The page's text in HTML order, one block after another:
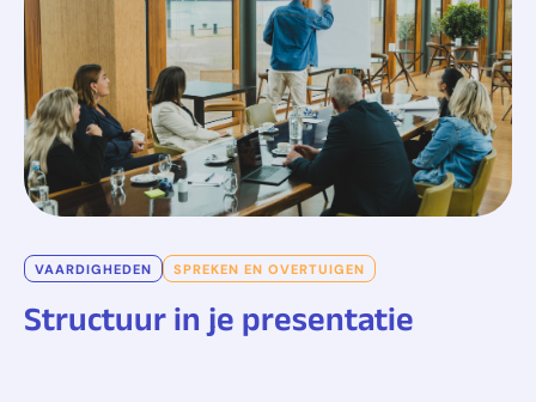
VAARDIGHEDEN SPREKEN EN OVERTUIGEN
Structuur in je presentatie